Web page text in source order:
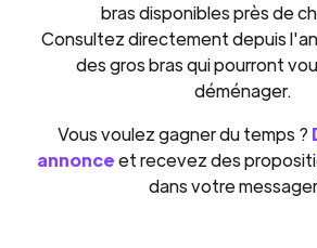
bras disponibles près de
Consultez directement depuis
des gros bras qui pourront
déménager.
Vous voulez gagner du temps ?
annonceet recevez des
dans votre